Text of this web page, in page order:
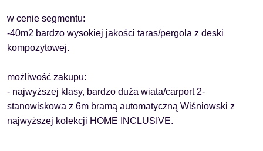
w cenie segmentu:
-40m2 bardzo wysokiej jakości taras/pergola z deski
kompozytowej.
możliwość zakupu:
- najwyższej klasy, bardzo duża wiata/carport 2-
stanowiskowa z 6m bramą automatyczną Wiśniowski z
najwyższej kolekcji HOME INCLUSIVE.